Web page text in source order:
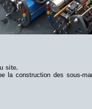
site.
la construction des sous-